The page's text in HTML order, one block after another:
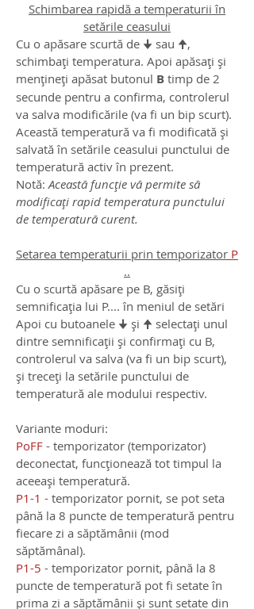
Schimbarea rapidă a temperaturii în
setările ceasului
Cu o apăsare scurtă de 🠋 sau 🠉,
schimbați temperatura. Apoi apăsați și
mențineți apăsat butonul B timp de 2
secunde pentru a confirma, controlerul
va salva modificările (va fi un bip scurt).
Această temperatură va fi modificată și
salvată în setările ceasului punctului de
temperatură activ în prezent.
Notă:Această funcție vă permite să
modificați rapid temperatura punctului
de temperatură curent.
Setarea temperaturii prin temporizator P
..
Cu o scurtă apăsare pe B, găsiți
semnificația lui P.... în meniul de setări
Apoi cu butoanele 🠋 și 🠉 selectați unul
dintre semnificații și confirmați cu B,
controlerul va salva (va fi un bip scurt),
și treceți la setările punctului de
temperatură ale modului respectiv.
Variante moduri:
PoFF - temporizator (temporizator)
deconectat, funcționează tot timpul la
aceeași temperatură.
P1-1 - temporizator pornit, se pot seta
până la 8 puncte de temperatură pentru
fiecare zi a săptămânii (mod
săptămânal).
P1-5 - temporizator pornit, până la 8
puncte de temperatură pot fi setate în
prima zi a săptămânii și sunt setate din